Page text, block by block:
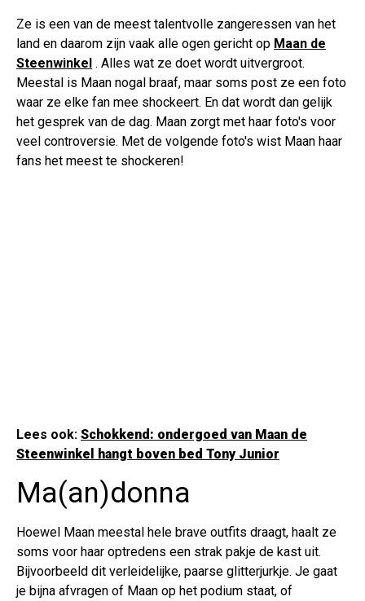
Ze is een van de meest talentvolle zangeressen van het
land en daarom zijn vaak alle ogen gericht op Maan de
Steenwinkel . Alles wat ze doet wordt uitvergroot.
Meestal is Maan nogal braaf, maar soms post ze een foto
waar ze elke fan mee shockeert. En dat wordt dan gelijk
het gesprek van de dag. Maan zorgt met haar foto's voor
veel controversie. Met de volgende foto's wist Maan haar
fans het meest te shockeren!
Lees ook: Schokkend: ondergoed van Maan de
Steenwinkel hangt boven bed Tony Junior
Ma(an)donna
Hoewel Maan meestal hele brave outfits draagt, haalt ze
soms voor haar optredens een strak pakje de kast uit.
Bijvoorbeeld dit verleidelijke, paarse glitterjurkje. Je gaat
je bijna afvragen of Maan op het podium staat, of